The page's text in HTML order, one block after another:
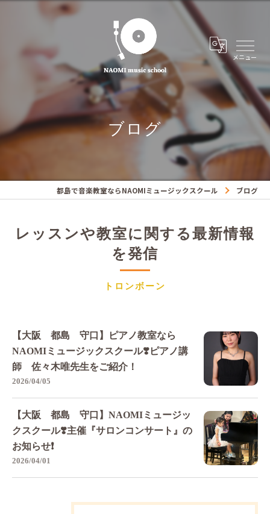
ブログ
都島で音楽教室ならNAOMIミュージックスクール ブログ
レッスンや教室に関する最新情報
を発信
トロンボーン
【大阪 都島 守口】ピアノ教室なら
NAOMIミュージックスクール❣️ピアノ講
師 佐々木唯先生をご紹介！
2026/04/05
【大阪 都島 守口】NAOMIミュージッ
クスクール❣️主催『サロンコンサート』の
お知らせ❗️
2026/04/01